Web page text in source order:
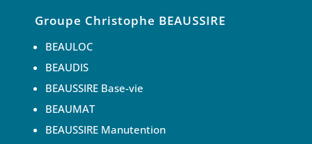
Groupe Christophe BEAUSSIRE
BEAULOC
BEAUDIS
BEAUSSIRE Base-vie
BEAUMAT
BEAUSSIRE Manutention